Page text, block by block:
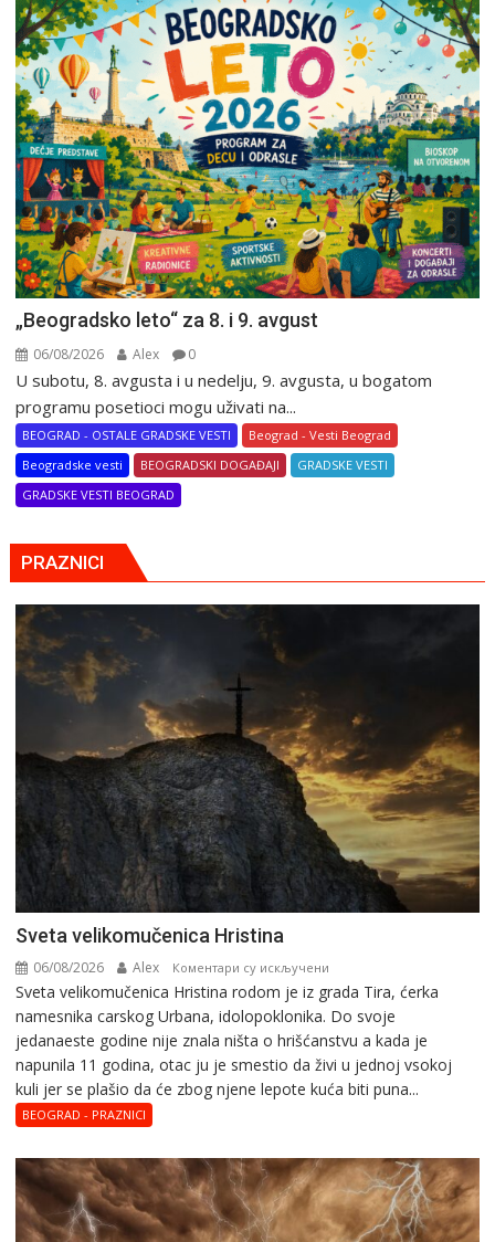
„Beogradsko leto“ za 8. i 9. avgust
06/08/2026 Alex 0
U subotu, 8. avgusta i u nedelju, 9. avgusta, u bogatom
programu posetioci mogu uživati na...
BEOGRAD - OSTALE GRADSKE VESTI
Beograd - Vesti Beograd
Beogradske vesti
BEOGRADSKI DOGAĐAJI
GRADSKE VESTI
GRADSKE VESTI BEOGRAD
PRAZNICI
Svеta vеlikоmučеnica Hristina
06/08/2026 Alex Коментари су искључени
Svеta
vеlikоmučеnica
Hristina
Svеta vеlikоmučеnica Hristina rodom je iz grada Tira, ćerka
namesnika carskog Urbana, idolopoklonika. Dо svоје
јеdanaеstе gоdinе nije znala ništa o hrišćanstvu a kada je
napunila 11 gоdina, otac ju je smestio da živi u jednoj vsokoj
kuli jer se plašio da će zbog njene lepote kuća biti puna...
BEOGRAD - PRAZNICI